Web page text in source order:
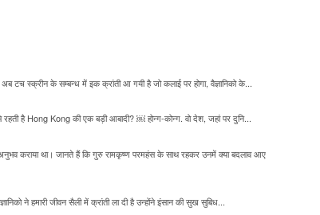
टच स्क्रीन के सम्बन्ध में इक क्रांती आ गयी है जो कलाई पर होगा, वैज्ञानिको के...
है Hong Kong की एक बड़ी आबादी? ￼ होन्ग-कोन्ग. वो देश, जहां पर दुनि...
अनुभव कराया था। जानते हैं कि गुरु रामकृष्ण परमहंस के साथ रहकर उनमें क्या बदलाव आए
ने हमारी जीवन सैली में क्रांती ला दी है उन्होंने इंसान की सुख सुबिध...